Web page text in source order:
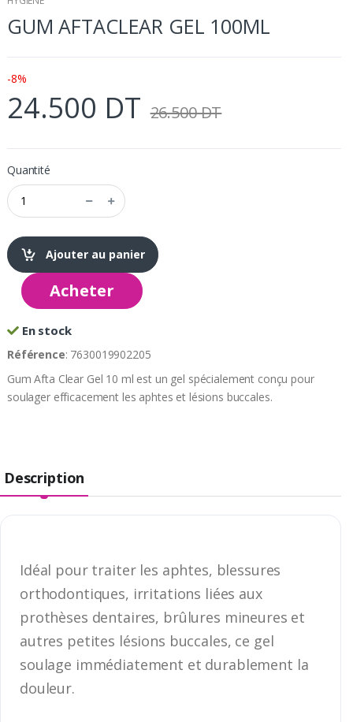
GUM AFTACLEAR GEL 100ML
-8%
24.500 DT 26.500 DT
Quantité
Ajouter au panier
Acheter
En stock
Référence: 7630019902205
Gum Afta Clear Gel 10 ml est un gel spécialement conçu pour
soulager efficacement les aphtes et lésions buccales.
Description
Idéal pour traiter les aphtes, blessures
orthodontiques, irritations liées aux
prothèses dentaires, brûlures mineures et
autres petites lésions buccales, ce gel
soulage immédiatement et durablement la
douleur.